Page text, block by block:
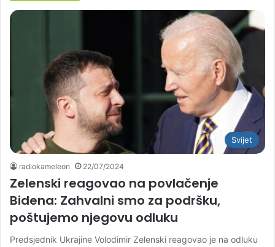
Svijet
radiokameleon 22/07/2024
Zelenski reagovao na povlačenje
Bidena: Zahvalni smo za podršku,
poštujemo njegovu odluku
Predsjednik Ukrajine Volodimir Zelenski reagovao je na odluku